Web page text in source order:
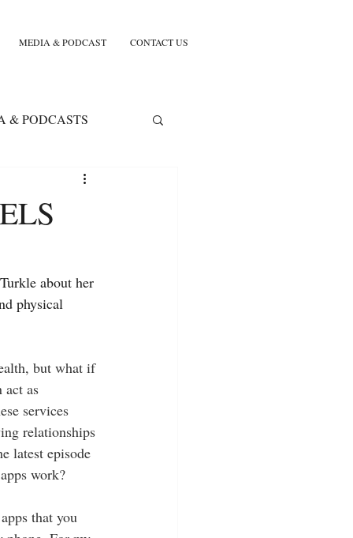
MEDIA & PODCAST CONTACT US
& PODCASTS
about her
physical
but what if
act as
services
relationships
latest episode
work?
that you